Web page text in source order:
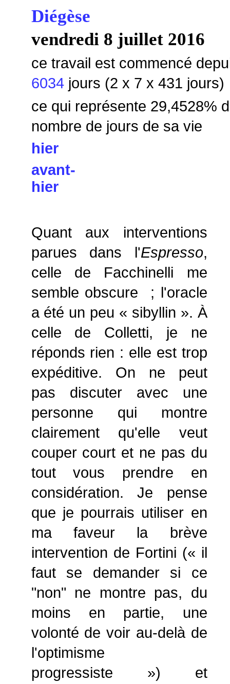
Diégèse
vendredi 8 juillet 2016
ce travail est commencé
6034jours (2 x 7 x 431 jours)
ce qui représente 29,4528%
nombre de jours de sa vie
hier
avant-
hier
Quant aux interventions
parues dans l'Espresso,
celle de Facchinelli me
semble obscure ; l'oracle
a été un peu « sibyllin ». À
celle de Colletti, je ne
réponds rien : elle est trop
expéditive. On ne peut
pas discuter avec une
personne qui montre
clairement qu'elle veut
couper court et ne pas du
tout vous prendre en
considération. Je pense
que je pourrais utiliser en
ma faveur la brève
intervention de Fortini (« il
faut se demander si ce
"non" ne montre pas, du
moins en partie, une
volonté de voir au-delà de
l'optimisme
progressiste ») et